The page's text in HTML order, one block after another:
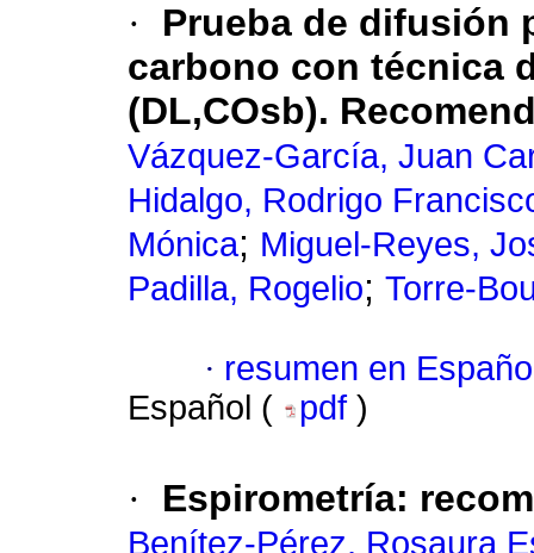
·
Prueba de difusión
carbono con técnica
(DL,COsb).
Vázquez-García, Juan
Hidalgo, Rodrigo
Mónica; Miguel-Reyes,
Padilla, Rogelio; Torre-
· resumen en
Español (
pdf )
· Espirometría:
Benítez-Pérez, Rosaura